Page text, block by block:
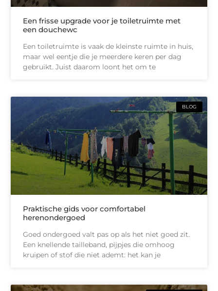
Een frisse upgrade voor je toiletruimte met
een douchewc
Een toiletruimte is vaak de kleinste ruimte in huis,
maar wel eentje die je meerdere keren per dag
gebruikt. Juist daarom loont het om te
BLOG
Praktische gids voor comfortabel
herenondergoed
Goed ondergoed valt pas op als het niet goed zit.
Een knellende tailleband, pijpjes die omhoog
kruipen of stof die niet ademt: het kan je